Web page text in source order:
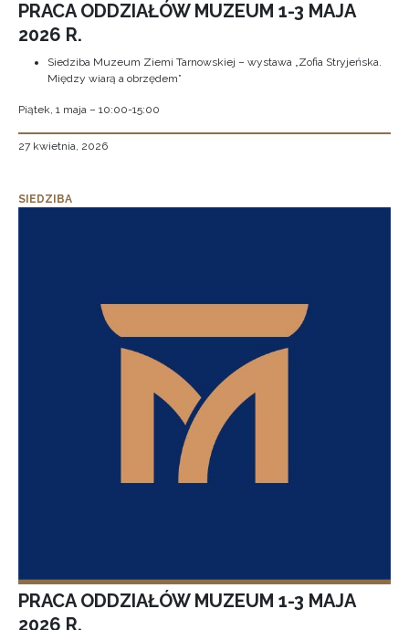
PRACA ODDZIAŁÓW MUZEUM 1-3 MAJA
2026 R.
Siedziba Muzeum Ziemi Tarnowskiej – wystawa „Zofia Stryjeńska.
Między wiarą a obrzędem”
Piątek, 1 maja – 10:00-15:00
27 kwietnia, 2026
SIEDZIBA
PRACA ODDZIAŁÓW MUZEUM 1-3 MAJA
2026 R.